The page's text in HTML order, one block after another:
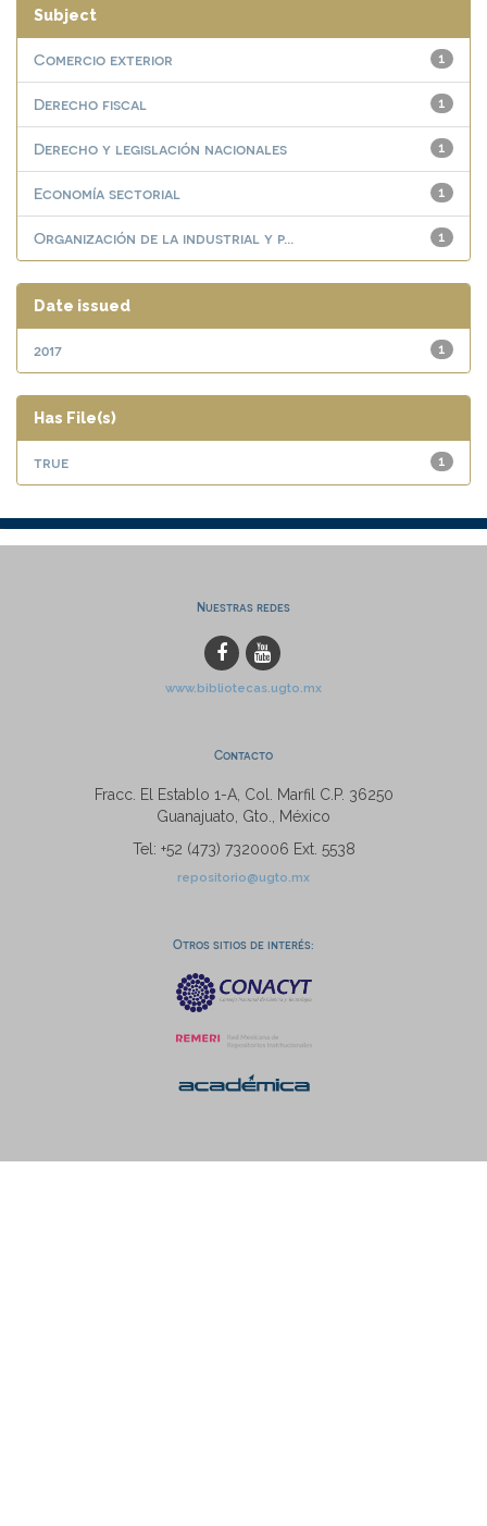
Subject
1
Comercio exterior
1
Derecho fiscal
1
Derecho y legislación nacionales
1
Economía sectorial
1
Organización de la industrial y p...
Date issued
1
2017
Has File(s)
1
true
Nuestras redes
www.bibliotecas.ugto.mx
Contacto
Fracc. El Establo 1-A, Col. Marfil C.P. 36250
Guanajuato, Gto., México
Tel: +52 (473) 7320006 Ext. 5538
repositorio@ugto.mx
Otros sitios de interés: